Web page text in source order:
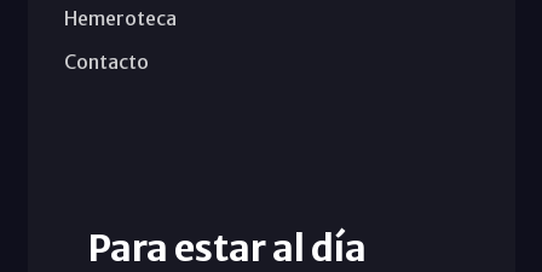
Hemeroteca
Contacto
Para estar al día